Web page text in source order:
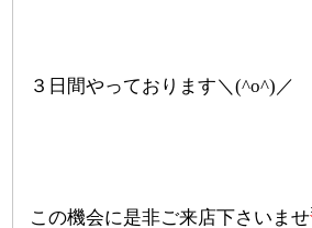
３日間やっております＼(^o^)／
この機会に是非ご来店下さいませ